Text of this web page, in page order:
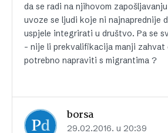
da se radi na njihovom
uvoze se ljudi koje ni najnaprednije
uspjele integrirati u društvo. Pa se
– nije li prekvalifikacija manji
potrebno napraviti s migrantima ?
borsa
29.02.2016. u 20:39